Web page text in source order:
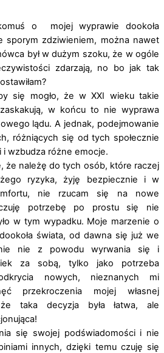
o mojej wyprawie dookoła
sporym zdziwieniem, można nawet
był w dużym szoku, że w ogóle
zdarzają, no bo jak tak
się mogło, że w XXI wieku takie
w końcu to nie wyprawa
lądu. A jednak, podejmowanie
różniących się od tych społecznie
wzbudza różne emocje.
że należę do tych osób, które raczej
ryzyka, żyję bezpiecznie i w
nie rzucam się na nowe
potrzebę po prostu się nie
w tym wypadku. Moje marzenie o
świata, od dawna się już we
nie z powodu wyrwania się i
za sobą, tylko jako potrzeba
nowych, nieznanych mi
przekroczenia mojej własnej
taka decyzja była łatwa, ale
się swojej podświadomości i nie
innych, dzięki temu czuję się